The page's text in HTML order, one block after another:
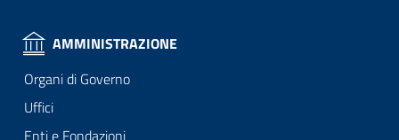
AMMINISTRAZIONE
Organi di Governo
Uffici
Enti e Fondazioni